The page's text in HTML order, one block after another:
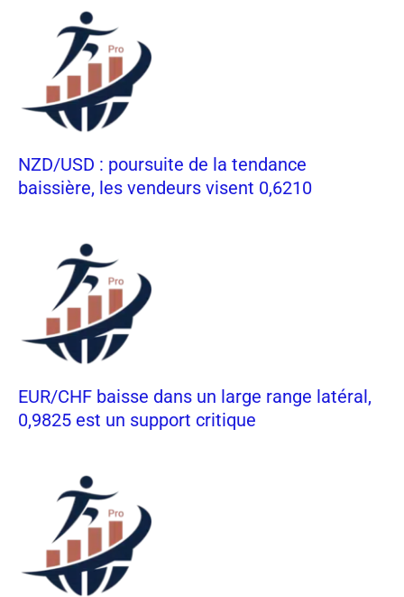
NZD/USD : poursuite de la tendance
baissière, les vendeurs visent 0,6210
EUR/CHF baisse dans un large range latéral,
0,9825 est un support critique